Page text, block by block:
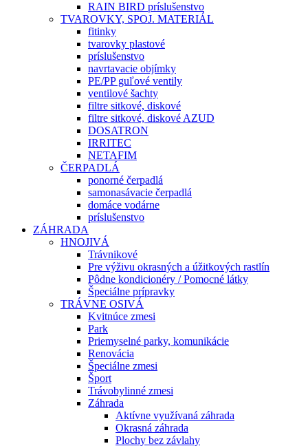
RAIN BIRD príslušenstvo
TVAROVKY, SPOJ. MATERIÁL
fitinky
tvarovky plastové
príslušenstvo
navrtavacie objímky
PE/PP guľové ventily
ventilové šachty
filtre sitkové, diskové
filtre sitkové, diskové AZUD
DOSATRON
IRRITEC
NETAFIM
ČERPADLÁ
ponorné čerpadlá
samonasávacie čerpadlá
domáce vodárne
príslušenstvo
ZÁHRADA
HNOJIVÁ
Trávnikové
Pre výživu okrasných a úžitkových rastlín
Pôdne kondicionéry / Pomocné látky
Špeciálne prípravky
TRÁVNE OSIVÁ
Kvitnúce zmesi
Park
Priemyselné parky, komunikácie
Renovácia
Špeciálne zmesi
Šport
Trávobylinné zmesi
Záhrada
Aktívne využívaná záhrada
Okrasná záhrada
Plochy bez závlahy